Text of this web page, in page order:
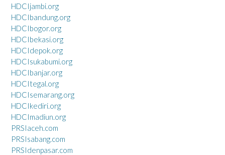
HDCIjambi.org
HDCIbandung.org
HDCIbogor.org
HDCIbekasi.org
HDCIdepok.org
HDCIsukabumi.org
HDCIbanjar.org
HDCItegal.org
HDCIsemarang.org
HDCIkediri.org
HDCImadiun.org
PRSIaceh.com
PRSIsabang.com
PRSIdenpasar.com